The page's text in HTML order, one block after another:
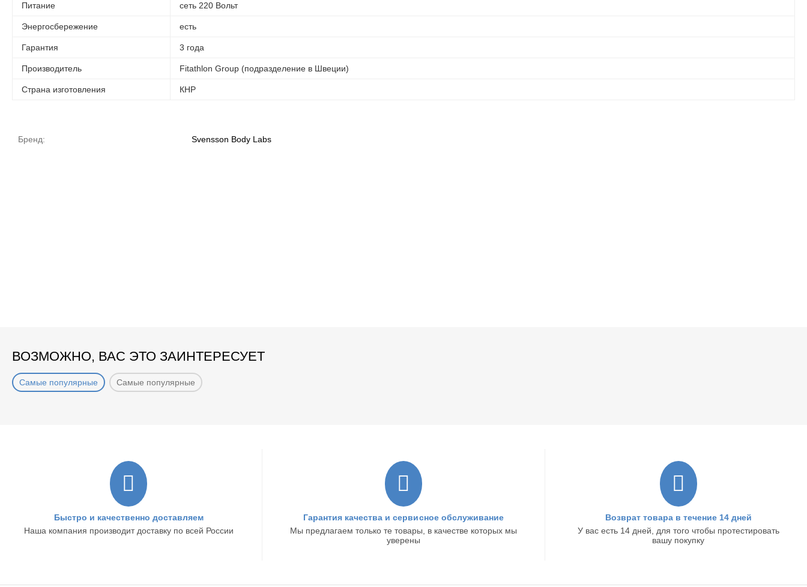
Питание сеть 220 Вольт
Энергосбережение есть
Гарантия 3 года
Производитель Fitathlon Group (подразделение в Швеции)
Страна изготовления КНР
Бренд: Svensson Body Labs
ВОЗМОЖНО, ВАС ЭТО ЗАИНТЕРЕСУЕТ
Самые популярные Самые популярные
Быстро и качественно доставляем
Наша компания производит доставку по всей России
Гарантия качества и сервисное обслуживание
Мы предлагаем только те товары, в качестве которых мы
уверены
Возврат товара в течение 14 дней
У вас есть 14 дней, для того чтобы протестировать
вашу покупку